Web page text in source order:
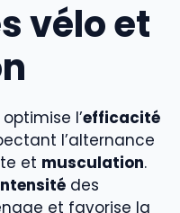
vélo et
optimise l’efficacité
l’alternance
et musculation.
des
et favorise la